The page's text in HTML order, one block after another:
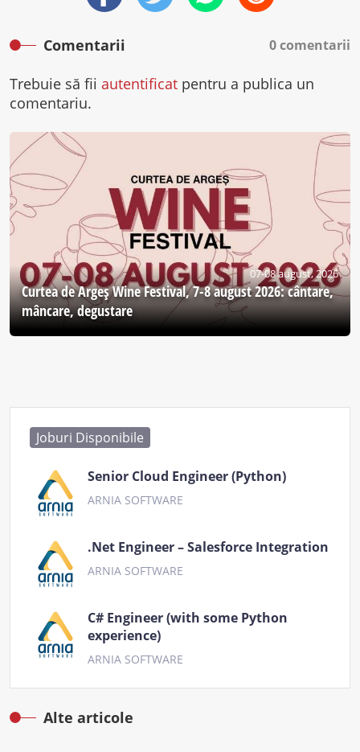
Comentarii 0 comentarii
Trebuie să fii autentificat pentru a publica un
comentariu.
07-08 august, 2026
Curtea de Argeş Wine Festival, 7-8 august 2026: cântare,
mâncare, degustare
Joburi Disponibile
Senior Cloud Engineer (Python)
ARNIA SOFTWARE
.Net Engineer – Salesforce Integration
ARNIA SOFTWARE
C# Engineer (with some Python
experience)
ARNIA SOFTWARE
Alte articole